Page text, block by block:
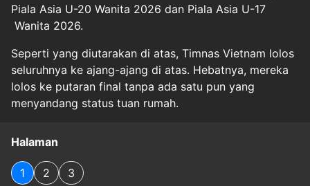
Piala Asia U-20 Wanita 2026 dan Piala Asia U-17
Wanita 2026.
Seperti yang diutarakan di atas, Timnas Vietnam lolos
seluruhnya ke ajang-ajang di atas. Hebatnya, mereka
lolos ke putaran final tanpa ada satu pun yang
menyandang status tuan rumah.
Halaman
1 2 3